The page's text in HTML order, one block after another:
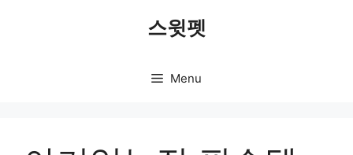
스윗펫
Menu